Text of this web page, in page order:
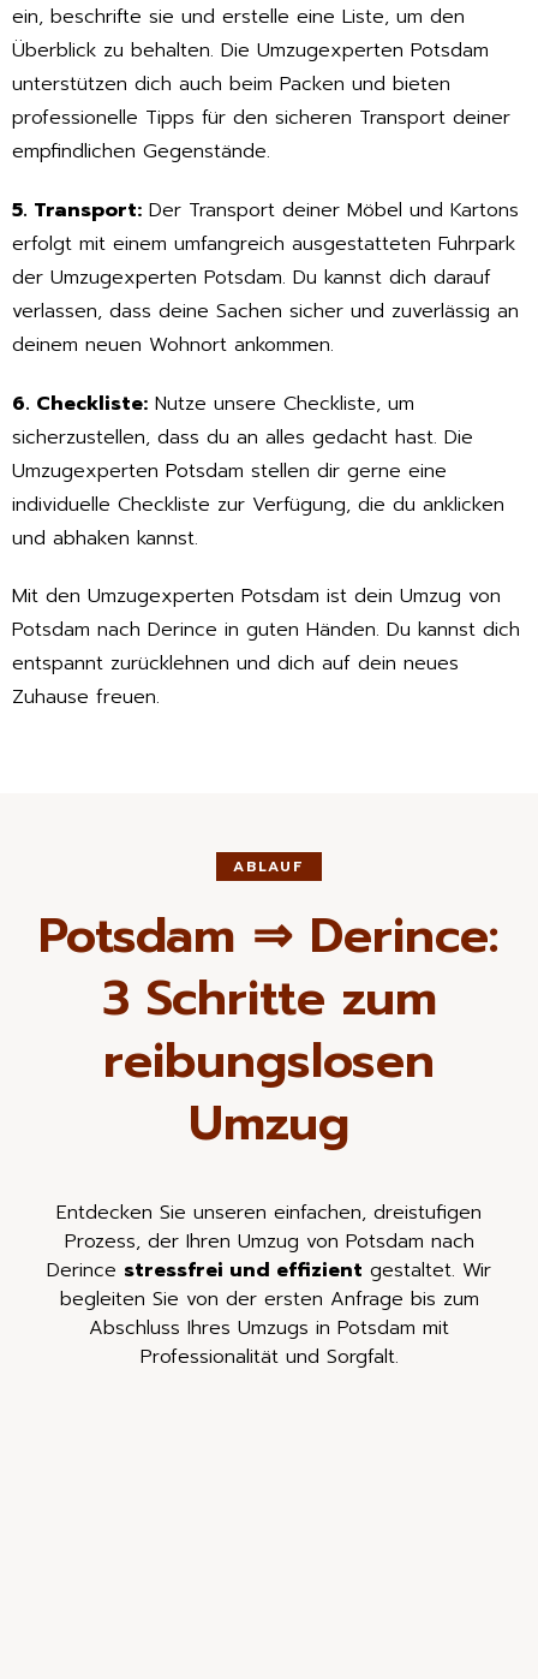
ein, beschrifte sie und erstelle eine Liste, um den
Überblick zu behalten. Die Umzugexperten Potsdam
unterstützen dich auch beim Packen und bieten
professionelle Tipps für den sicheren Transport deiner
empfindlichen Gegenstände.
5. Transport: Der Transport deiner Möbel und Kartons
erfolgt mit einem umfangreich ausgestatteten Fuhrpark
der Umzugexperten Potsdam. Du kannst dich darauf
verlassen, dass deine Sachen sicher und zuverlässig an
deinem neuen Wohnort ankommen.
6. Checkliste: Nutze unsere Checkliste, um
sicherzustellen, dass du an alles gedacht hast. Die
Umzugexperten Potsdam stellen dir gerne eine
individuelle Checkliste zur Verfügung, die du anklicken
und abhaken kannst.
Mit den Umzugexperten Potsdam ist dein Umzug von
Potsdam nach Derince in guten Händen. Du kannst dich
entspannt zurücklehnen und dich auf dein neues
Zuhause freuen.
ABLAUF
Potsdam ⇒ Derince:
3 Schritte zum
reibungslosen
Umzug
Entdecken Sie unseren einfachen, dreistufigen
Prozess, der Ihren Umzug von Potsdam nach
Derince stressfrei und effizient gestaltet. Wir
begleiten Sie von der ersten Anfrage bis zum
Abschluss Ihres Umzugs in Potsdam mit
Professionalität und Sorgfalt.